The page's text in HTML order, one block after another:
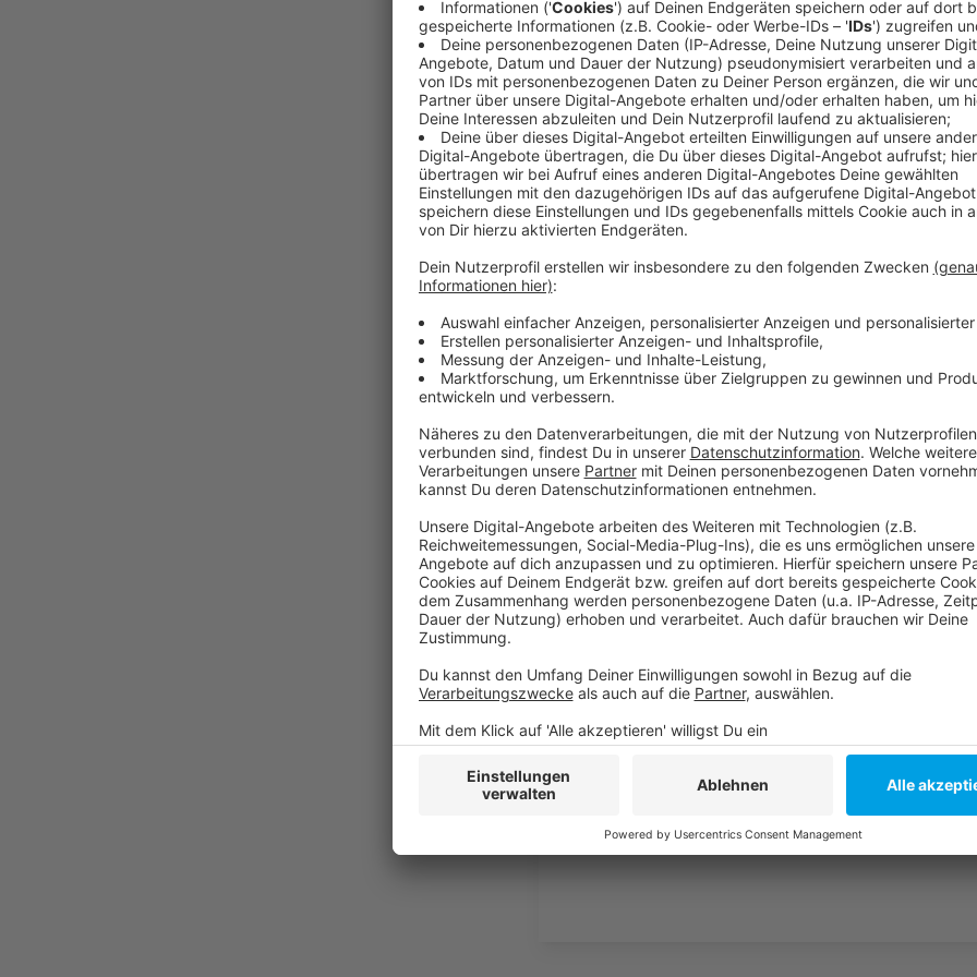
Veröffentlicht: Mittwoch, 15.12.2021 15:05
Anzeige
Frank Bergmann, Vorstandsvorsitzende der KV
Impfzahlen in Düsseldorf auf Rekordhoch
Anzeige
Für weitere Diskussionen sorgt auch immer noch
Jahres einen Impfstoffmangel gibt. Hier zeigen
Bund die Lager bis Januar aber wieder auffüllen kann.
Anzeige
Weitere Infos und Links zum Thema
Register mit über 170 impfenden Arztpraxen
Weitere IMPF- und TEST-Möglichkeiten in
Kassenärztliche Vereinigung Nordrhein:
Anzeige